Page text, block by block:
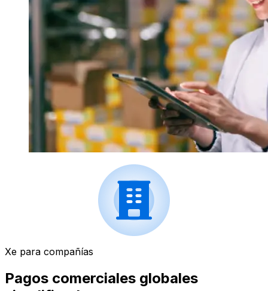
Xe para compañías
Pagos comerciales globales